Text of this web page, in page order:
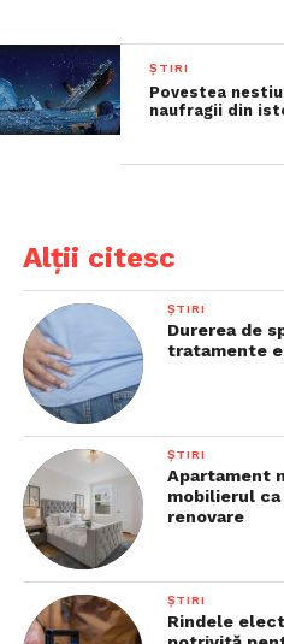
ȘTIRI
Povestea
naufragii din
Alții citesc
ȘTIRI
Durerea de
tratamente
ȘTIRI
Apartament
mobilierul
renovare
ȘTIRI
Rindele